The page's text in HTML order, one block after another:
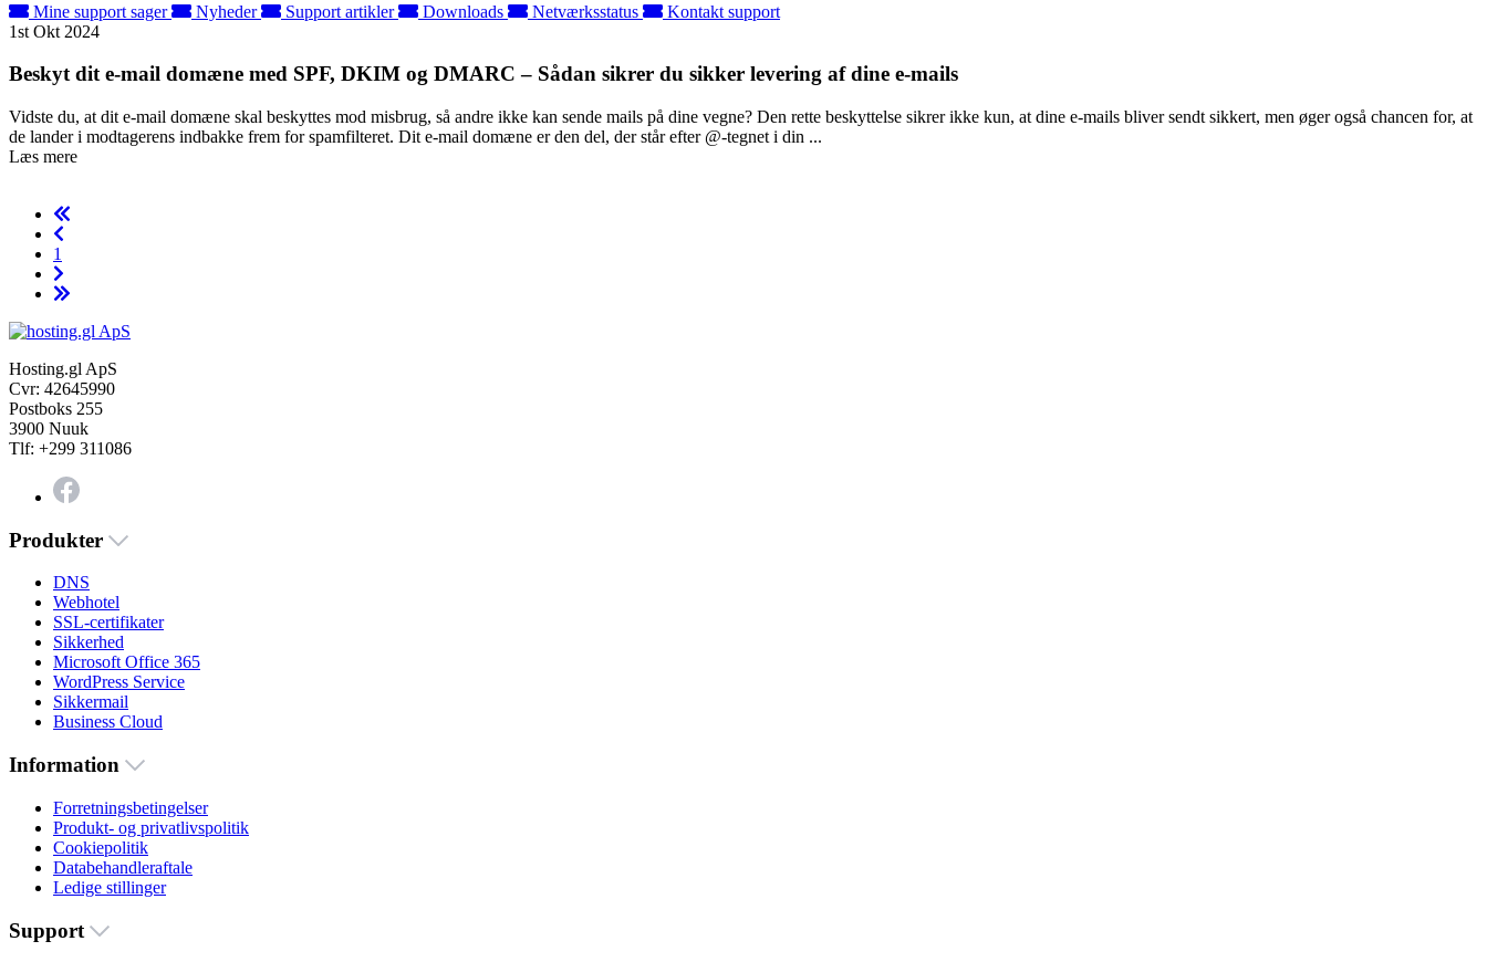
Mine support sager Nyheder Support artikler Downloads Netværksstatus
Kontakt support
1st Okt 2024
Beskyt dit e-mail domæne med SPF, DKIM og DMARC – Sådan sikrer du sikker levering af dine e-mails
Vidste du, at dit e-mail domæne skal beskyttes mod misbrug, så andre ikke kan sende mails på dine vegne? Den rette beskyttelse sikrer ikke kun, at dine e-mails bliver sendt sikkert, men øger også chancen for, at
de lander i modtagerens indbakke frem for spamfilteret. Dit e-mail domæne er den del, der står efter @-tegnet i din ...
Læs mere
1
Hosting.gl ApS
Cvr: 42645990
Postboks 255
3900 Nuuk
Tlf: +299 311086
Produkter
DNS
Webhotel
SSL-certifikater
Sikkerhed
Microsoft Office 365
WordPress Service
Sikkermail
Business Cloud
Information
Forretningsbetingelser
Produkt- og privatlivspolitik
Cookiepolitik
Databehandleraftale
Ledige stillinger
Support